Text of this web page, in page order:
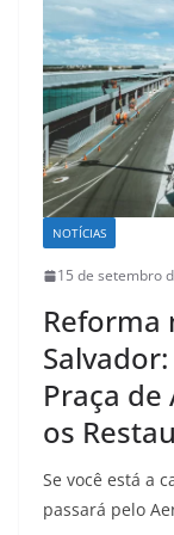
NOTÍCIAS
15 de setembro
Reforma
Praça
os
Se você está a
passará pelo